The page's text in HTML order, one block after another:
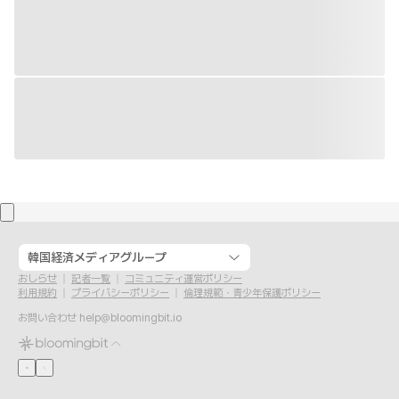
韓国経済メディアグループ
おしらせ 記者一覧
コミュニティ運営ポリシー
利用規約
プライバシーポリシー
倫理規範・青少年保護ポリシー
お問い合わせ help@bloomingbit.io